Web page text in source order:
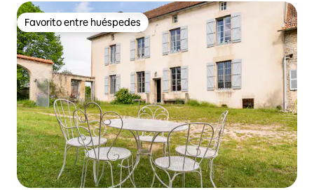
Favorito entre huéspedes
Favorito entre huéspedes